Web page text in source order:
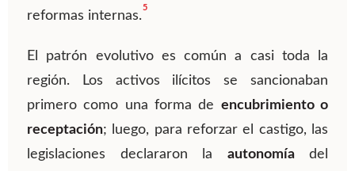
reformas internas.
5
El patrón evolutivo es común a casi toda la
región. Los activos ilícitos se sancionaban
primero como una forma de encubrimiento o
receptación; luego, para reforzar el castigo, las
legislaciones declararon la autonomíadel